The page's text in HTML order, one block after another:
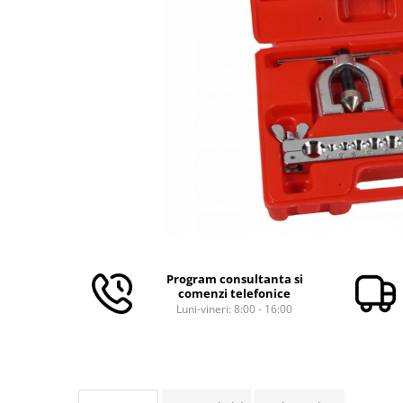
Ciocane rotopercutoare
Invertor / convertor curent
Program consultanta si
comenzi telefonice
Luni-vineri: 8:00 - 16:00